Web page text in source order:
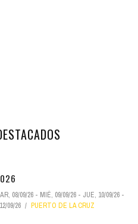
08/09/26 - MIÉ, 09/09/26 - JUE, 10/09/26 -
09/26 PUERTO DE LA CRUZ